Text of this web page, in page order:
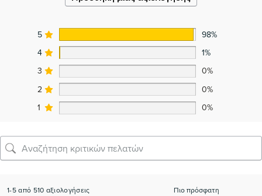
5
98%
4
1%
3
0%
2
0%
1
0%
1-5 από 510 αξιολογήσεις